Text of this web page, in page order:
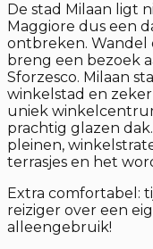
De stad Milaan ligt
Maggiore dus een
ontbreken.
breng een bezoek
Sforzesco. Milaan
winkelstad en
uniek
prachtig glazen
pleinen,
terrasjes en het
Extra comfortabel:
reiziger over een
alleengebruik!